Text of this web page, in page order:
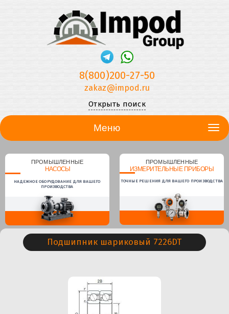
8(800)200-27-50
zakaz@impod.ru
Открыть поиск
Меню
ПРОМЫШЛЕННЫЕ
НАСОСЫ
НАДЕЖНОЕ ОБОРУДОВАНИЕ ДЛЯ ВАШЕГО
ПРОИЗВОДСТВА
ПРОМЫШЛЕННЫЕ
ИЗМЕРИТЕЛЬНЫЕ ПРИБОРЫ
ТОЧНЫЕ РЕШЕНИЯ ДЛЯ ВАШЕГО ПРОИЗВОДСТВА
Подшипник шариковый 7226DT